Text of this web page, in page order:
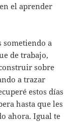
el aprender
sometiendo a
de trabajo,
sobre
a trazar
estos días
hasta que les
ahora. Igual te